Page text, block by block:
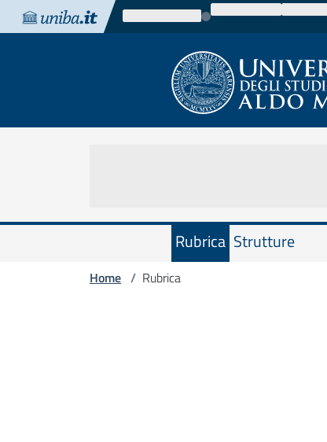
Vai al contenuto
Vai alla navigazione
Vai al footer
Rubrica Strutture
Home / Rubrica